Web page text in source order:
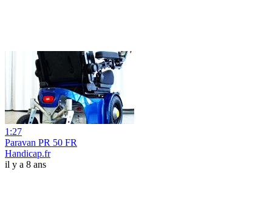
1:27
Paravan PR 50 FR
Handicap.fr
il y a 8 ans